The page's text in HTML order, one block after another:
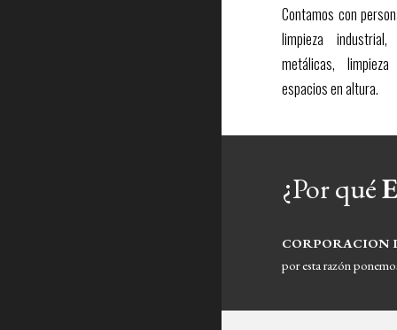
Contamos con
limpieza
metálicas,
espacios en altura.
¿Por qué
CORPORACION
por esta razón